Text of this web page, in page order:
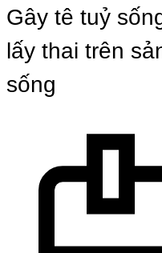
Gây tê tuỷ
lấy thai trên
sống